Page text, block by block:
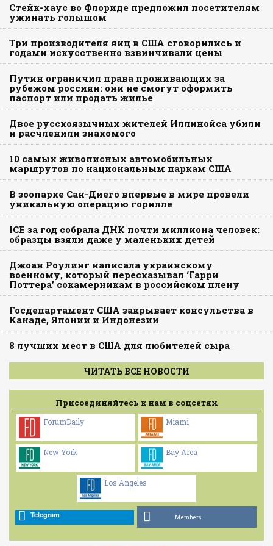
Стейк-хаус во Флориде предложил посетителям
ужинать голышом
Три производителя яиц в США сговорились и
годами искусственно взвинчивали цены
Путин ограничил права проживающих за
рубежом россиян: они не смогут оформить
паспорт или продать жилье
Двое русскоязычных жителей Иллинойса убили
и расчленили знакомого
10 самых живописных автомобильных
маршрутов по национальным паркам США
В зоопарке Сан-Диего впервые в мире провели
уникальную операцию горилле
ICE за год собрала ДНК почти миллиона человек:
образцы взяли даже у маленьких детей
Джоан Роулинг написала украинскому
военному, который пересказывал ‘Гарри
Поттера’ сокамерникам в российском плену
Госдепартамент США закрывает консульства в
Канаде, Японии и Индонезии
8 лучших мест в США для любителей сыра
ЧИТАТЬ ВСЕ НОВОСТИ
Присоединяйтесь к нам в соцсетях
ForumDaily Miami
New York Bay Area
Los Angeles
Telegram Members